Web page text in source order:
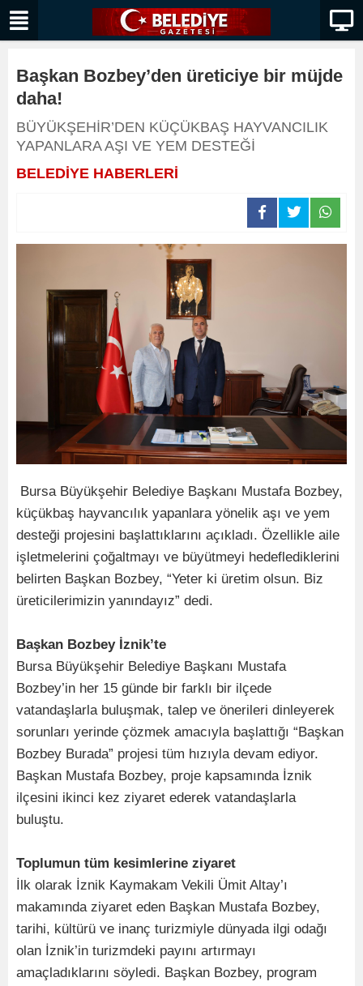
Başkan Bozbey’den üreticiye bir müjde
daha!
BÜYÜKŞEHİR’DEN KÜÇÜKBAŞ HAYVANCILIK
YAPANLARA AŞI VE YEM DESTEĞİ
BELEDİYE HABERLERİ
Bursa Büyükşehir Belediye Başkanı Mustafa Bozbey,
küçükbaş hayvancılık yapanlara yönelik aşı ve yem
desteği projesini başlattıklarını açıkladı. Özellikle aile
işletmelerini çoğaltmayı ve büyütmeyi hedeflediklerini
belirten Başkan Bozbey, “Yeter ki üretim olsun. Biz
üreticilerimizin yanındayız” dedi.
Başkan Bozbey İznik’te
Bursa Büyükşehir Belediye Başkanı Mustafa
Bozbey’in her 15 günde bir farklı bir ilçede
vatandaşlarla buluşmak, talep ve önerileri dinleyerek
sorunları yerinde çözmek amacıyla başlattığı “Başkan
Bozbey Burada” projesi tüm hızıyla devam ediyor.
Başkan Mustafa Bozbey, proje kapsamında İznik
ilçesini ikinci kez ziyaret ederek vatandaşlarla
buluştu.
Toplumun tüm kesimlerine ziyaret
İlk olarak İznik Kaymakam Vekili Ümit Altay’ı
makamında ziyaret eden Başkan Mustafa Bozbey,
tarihi, kültürü ve inanç turizmiyle dünyada ilgi odağı
olan İznik’in turizmdeki payını artırmayı
amaçladıklarını söyledi. Başkan Bozbey, program